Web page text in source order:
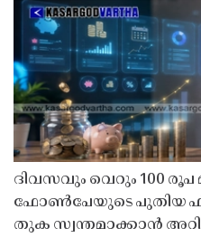
ദിവസവും വെറും 100 രൂപ
ഫോൺപേയുടെ പുതിയ
തുക സ്വന്തമാക്കാൻ